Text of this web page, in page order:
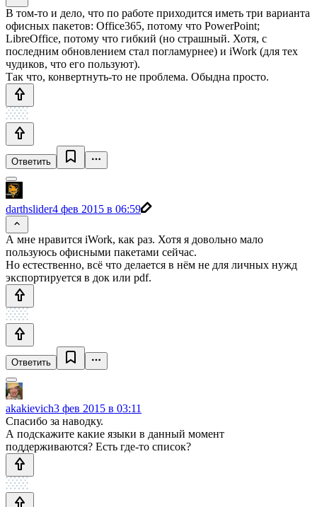
В том-то и дело, что по работе приходится иметь три варианта
офисных пакетов: Office365, потому что PowerPoint;
LibreOffice, потому что гибкий (но страшный. Хотя, с
последним обновлением стал погламурнее) и iWork (для тех
чудиков, что его пользуют).
Так что, конвертнуть-то не проблема. Обыдна просто.
Ответить
darthslider4 фев 2015 в 06:59
А мне нравится iWork, как раз. Хотя я довольно мало
пользуюсь офисными пакетами сейчас.
Но естественно, всё что делается в нём не для личных нужд
экспортируется в док или pdf.
Ответить
akakievich3 фев 2015 в 03:11
Спасибо за наводку.
А подскажите какие языки в данный момент
поддерживаются? Есть где-то список?